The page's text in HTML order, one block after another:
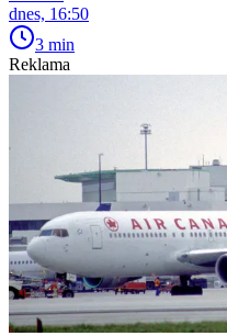
dnes, 16:50
3 min
Reklama